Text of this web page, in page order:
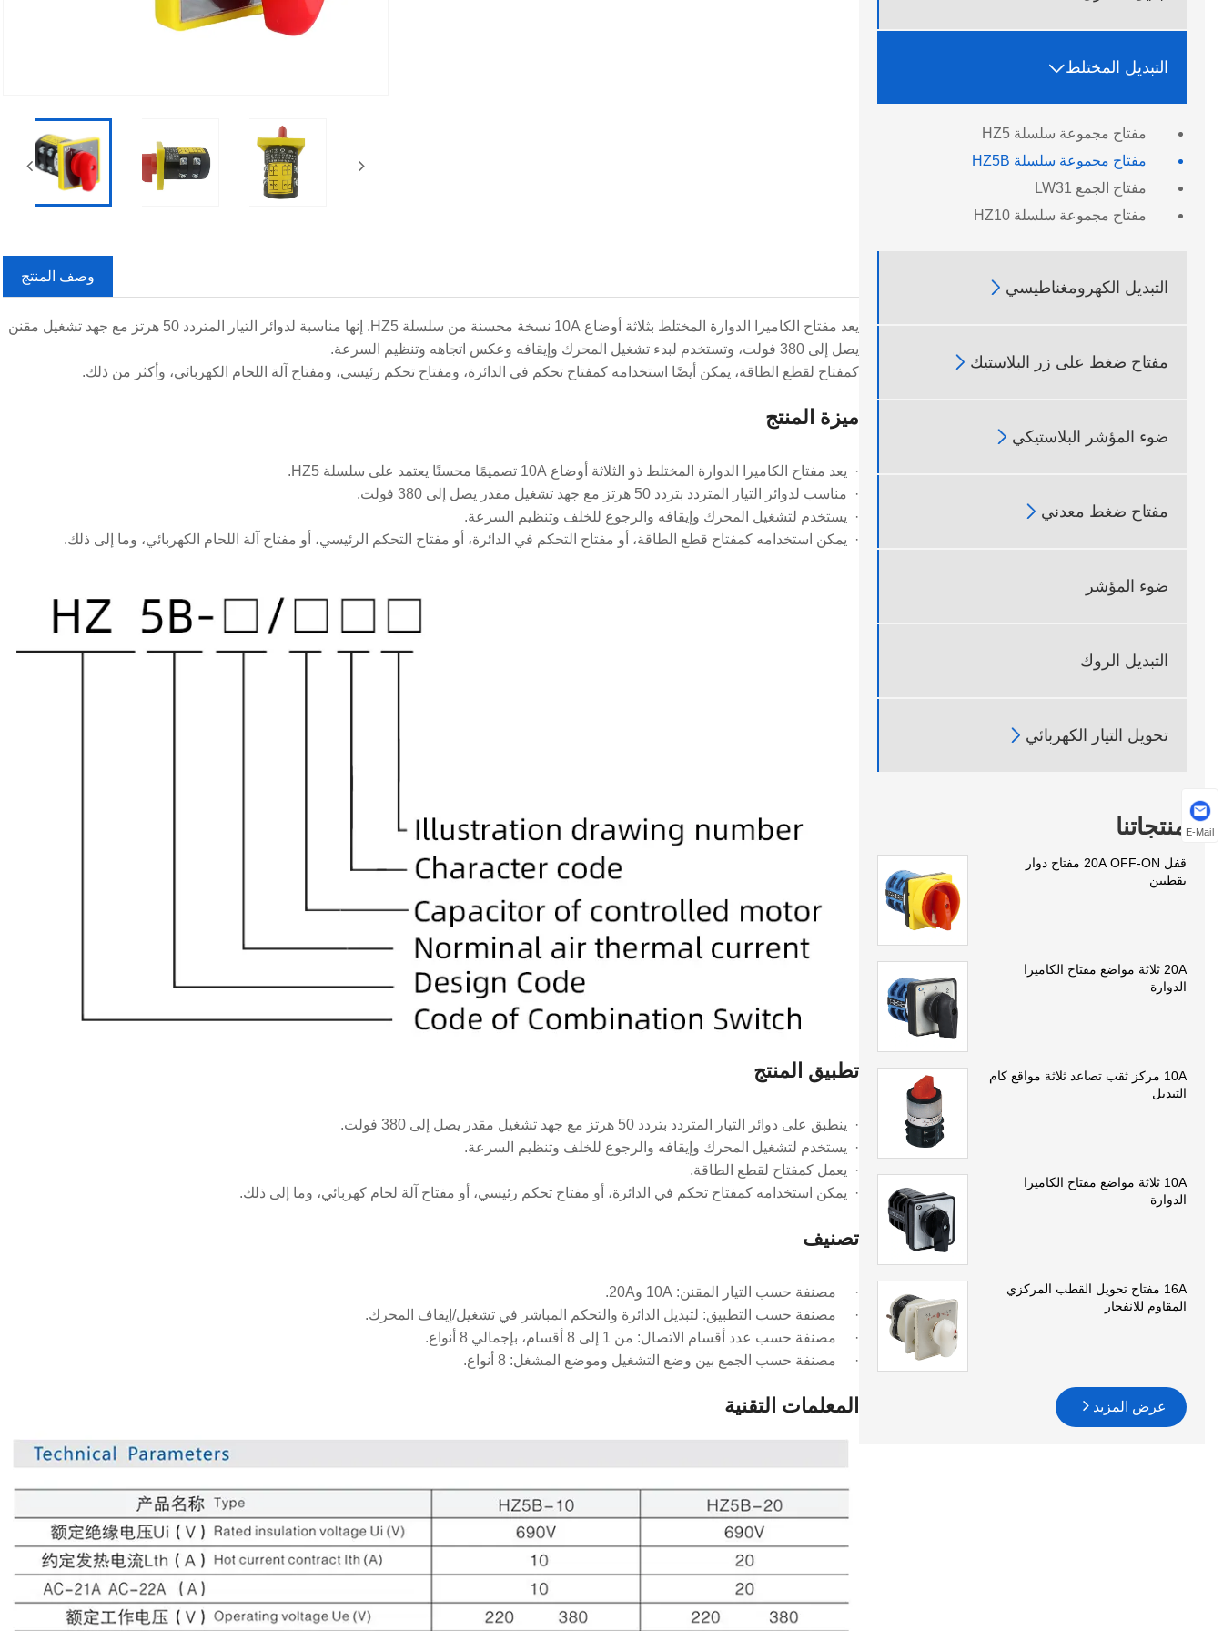
التبديل المختلط
مفتاح مجموعة سلسلة HZ5
مفتاح مجموعة سلسلة HZ5B
مفتاح الجمع LW31
مفتاح مجموعة سلسلة HZ10
التبديل الكهرومغناطيسي 
مفتاح ضغط على زر البلاستيك 
ضوء المؤشر البلاستيكي 
مفتاح ضغط معدني 
ضوء المؤشر
التبديل الروك
تحويل التيار الكهربائي 
منتجاتنا
قفل 20A OFF-ON مفتاح دوار
بقطبين
20A ثلاثة مواضع مفتاح الكاميرا
الدوارة
10A مركز ثقب تصاعد ثلاثة مواقع كام
التبديل
10A ثلاثة مواضع مفتاح الكاميرا
الدوارة
16A مفتاح تحويل القطب المركزي
المقاوم للانفجار
عرض المزيد
وصف المنتج
يعد مفتاح الكاميرا الدوارة المختلط بثلاثة أوضاع 10A نسخة محسنة من سلسلة HZ5. إنها مناسبة لدوائر التيار المتردد 50 هرتز مع جهد تشغيل مقنن
يصل إلى 380 فولت، وتستخدم لبدء تشغيل المحرك وإيقافه وعكس اتجاهه وتنظيم السرعة.
كمفتاح لقطع الطاقة، يمكن أيضًا استخدامه كمفتاح تحكم في الدائرة، ومفتاح تحكم رئيسي، ومفتاح آلة اللحام الكهربائي، وأكثر من ذلك.
ميزة المنتج
· يعد مفتاح الكاميرا الدوارة المختلط ذو الثلاثة أوضاع 10A تصميمًا محسنًا يعتمد على سلسلة HZ5.
· مناسب لدوائر التيار المتردد بتردد 50 هرتز مع جهد تشغيل مقدر يصل إلى 380 فولت.
· يستخدم لتشغيل المحرك وإيقافه والرجوع للخلف وتنظيم السرعة.
· يمكن استخدامه كمفتاح قطع الطاقة، أو مفتاح التحكم في الدائرة، أو مفتاح التحكم الرئيسي، أو مفتاح آلة اللحام الكهربائي، وما إلى ذلك.
تطبيق المنتج
· ينطبق على دوائر التيار المتردد بتردد 50 هرتز مع جهد تشغيل مقدر يصل إلى 380 فولت.
· يستخدم لتشغيل المحرك وإيقافه والرجوع للخلف وتنظيم السرعة.
· يعمل كمفتاح لقطع الطاقة.
· يمكن استخدامه كمفتاح تحكم في الدائرة، أو مفتاح تحكم رئيسي، أو مفتاح آلة لحام كهربائي، وما إلى ذلك.
تصنيف
· مصنفة حسب التيار المقنن: 10A و20A.
· مصنفة حسب التطبيق: لتبديل الدائرة والتحكم المباشر في تشغيل/إيقاف المحرك.
· مصنفة حسب عدد أقسام الاتصال: من 1 إلى 8 أقسام، بإجمالي 8 أنواع.
· مصنفة حسب الجمع بين وضع التشغيل وموضع المشغل: 8 أنواع.
المعلمات التقنية
E-Mail